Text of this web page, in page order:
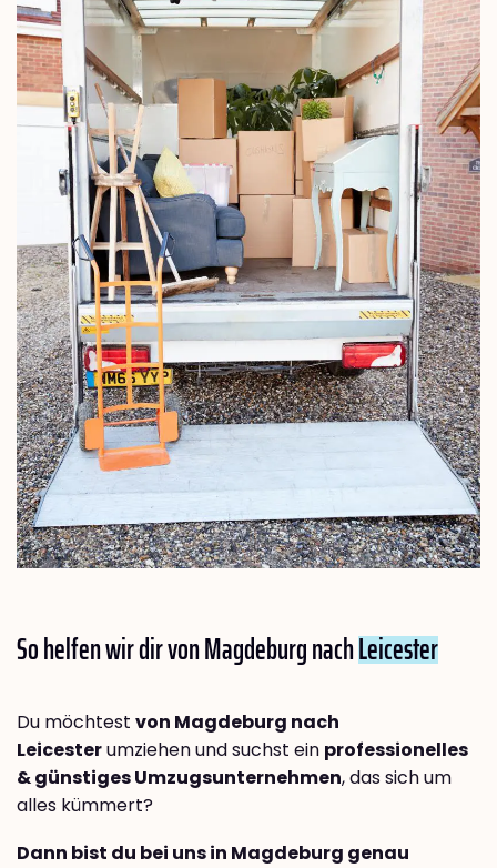
So helfen wir dir von Magdeburg nachLeicester
Du möchtest von Magdeburg nach
Leicesterumziehen und suchst ein professionelles
& günstiges Umzugsunternehmen, das sich um
alles kümmert?
Dann bist du bei uns in Magdeburg genau